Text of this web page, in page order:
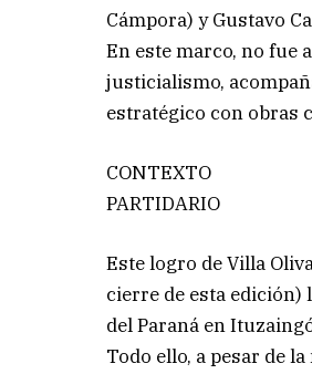
Cámpora) y Gustavo
En este marco, no fue
justicialismo,
estratégico con obras
CONTEXTO
PARTIDARIO
Este logro de Villa
cierre de esta edición)
del Paraná en
Todo ello, a pesar de